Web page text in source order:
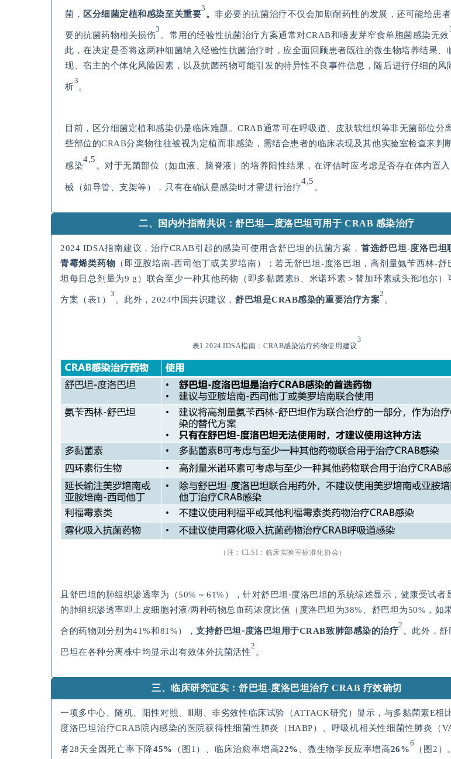
菌， 区分细菌定植和感染至关重要
3
。非必要的抗菌治疗不仅会加剧耐药性的发展，还可能给患
要的抗菌药物相关损伤
3
。常用的经验性抗菌治疗方案通常对CRAB和嗜麦芽窄食单胞菌感染无效
此，在决定是否将这两种细菌纳入经验性抗菌治疗时，应全面回顾患者既往的微生物培养结果、
现、宿主的个体化风险因素，以及抗菌药物可能引发的特异性不良事件信息，随后进行仔细的风
析
3
。
目前，区分细菌定植和感染仍是临床难题。CRAB通常可在呼吸道、皮肤软组织等非无菌部位分
些部位的CRAB分离物往往被视为定植而非感染，需结合患者的临床表现及其他实验室检查来判
感染
4,5
。对于无菌部位（如血液、脑脊液）的培养阳性结果，在评估时应考虑是否存在体内置
械（如导管、支架等），只有在确认是感染时才需进行治疗
4,5
。
二、国内外指南共识：舒巴坦—度洛巴坦可用于 CRAB 感染治疗
2024 IDSA指南建议，治疗CRAB引起的感染可使用含舒巴坦的抗菌方案， 首选舒巴坦 -度洛巴坦
青霉烯类药物 （即亚胺培南-西司他丁或美罗培南）；若无舒巴坦-度洛巴坦，高剂量氨苄西林-舒
坦每日总剂量为9 g）联合至少一种其他药物（即多黏菌素B、米诺环素＞替加环素或头孢地尔）
方案（表1）
3
。此外，2024中国共识建议， 舒巴坦是CRAB感染的重要治疗方案
2
。
表1 2024 IDSA指南：CRAB感染治疗药物使用建议
3
（注： CLSI ：临床实验室标准化协会）
且舒巴坦的肺组织渗透率为（50% ~ 61%），针对舒巴坦⁃度洛巴坦的系统综述显示，健康受试者
的肺组织渗透率即上皮细胞衬液/两种药物总血药浓度比值（度洛巴坦为38%、舒巴坦为50%，如
合的药物则分别为41%和81%），支持舒巴坦 ⁃度洛巴坦用于CRAB致肺部感染的治疗
2
。此外，舒
巴坦在各种分离株中均显示出有效体外抗菌活性
2
。
三、临床研究证实：舒巴坦-度洛巴坦治疗 CRAB 疗效确切
一项多中心、随机、阳性对照、Ⅲ期、非劣效性临床试验（ATTACK研究）显示，与多黏菌素E相
度洛巴坦治疗CRAB院内感染的医院获得性细菌性肺炎（HABP）、呼吸机相关性细菌性肺炎（
者28天全因死亡率下降45% （图1）、临床治愈率增高22% 、微生物学反应率增高26%
6
（图2